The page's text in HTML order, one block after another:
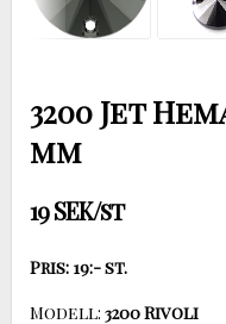
3200 Jet
mm
19 SEK/st
Pris: 19:- st.
Modell: